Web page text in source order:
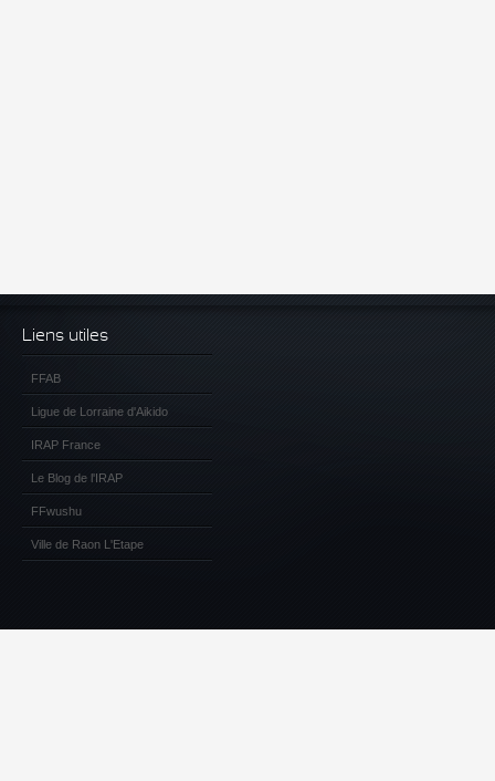
Liens utiles
FFAB
Ligue de Lorraine d'Aikido
IRAP France
Le Blog de l'IRAP
FFwushu
Ville de Raon L'Etape